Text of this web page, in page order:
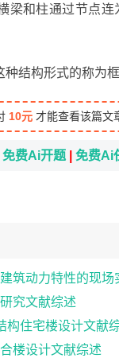
梁和柱通过节点
结构形式的称为
10元 才能查看该篇文
免费Ai开题 免费Ai
筑动力特性的现场
究文献综述
构住宅楼设计文献
楼设计文献综述